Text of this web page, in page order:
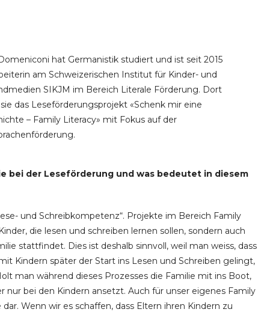
hat Germanistik studiert und ist seit 2015
am Schweizerischen Institut für Kinder- und
SIKJM im Bereich Literale Förderung. Dort
das Leseförderungsprojekt «Schenk mir eine
– Family Literacy» mit Fokus auf der
bei der Leseförderung und was bedeutet in diesem
und Schreibkompetenz“. Projekte im Bereich Family
die lesen und schreiben lernen sollen, sondern auch
stattfindet. Dies ist deshalb sinnvoll, weil man weiss, dass
Kindern später der Start ins Lesen und Schreiben gelingt,
man während dieses Prozesses die Familie mit ins Boot,
nur bei den Kindern ansetzt. Auch für unser eigenes Family
Wenn wir es schaffen, dass Eltern ihren Kindern zu